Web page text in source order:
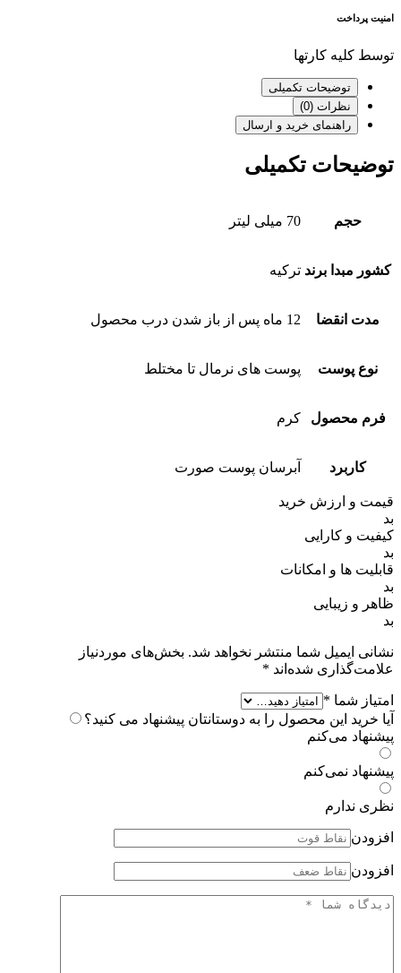
امنیت پرداخت
توسط کلیه کارتها
توضیحات تکمیلی
نظرات (0)
راهنمای خرید و ارسال
توضیحات تکمیلی
حجم 70 میلی لیتر
کشور مبدا برند ترکیه
مدت انقضا 12 ماه پس از باز شدن درب محصول
نوع پوست پوست های نرمال تا مختلط
فرم محصول کرم
کاربرد آبرسان پوست صورت
قیمت و ارزش خرید
بد
کیفیت و کارایی
بد
قابلیت ها و امکانات
بد
ظاهر و زیبایی
بد
نشانی ایمیل شما منتشر نخواهد شد. بخش‌های موردنیاز
علامت‌گذاری شده‌اند *
امتیاز شما *
آیا خرید این محصول را به دوستانتان پیشنهاد می کنید؟
پیشنهاد می‌کنم
پیشنهاد نمی‌کنم
نظری ندارم
افزودن
افزودن